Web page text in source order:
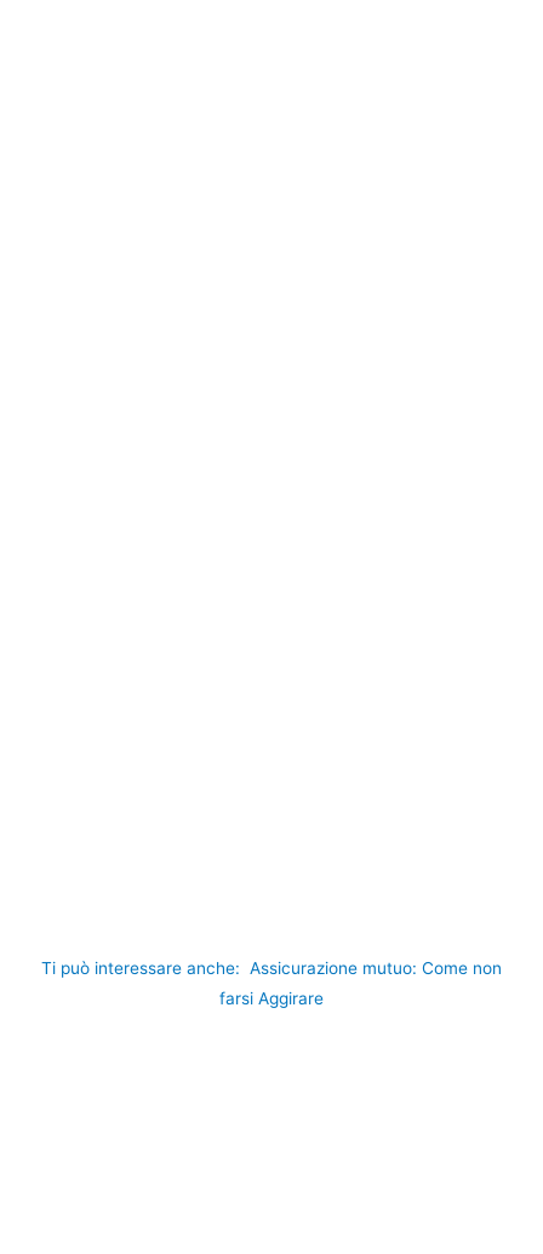
Ti può interessare anche: Assicurazione mutuo: Come non
farsi Aggirare